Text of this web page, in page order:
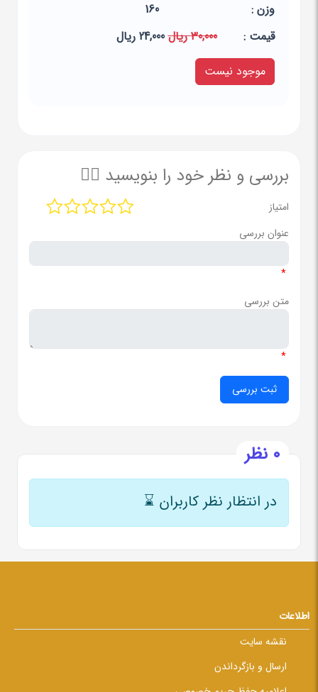
وزن :
160
قيمت :
30,000 ریال
24,000 ریال
موجود نیست
بررسی و نظر خود را بنویسید ✍🏻
امتیاز
عنوان بررسی
*
متن بررسی
*
0 نظر
در انتظار نظر کاربران ⌛
اطلاعات
نقشه سایت
ارسال و بازگرداندن